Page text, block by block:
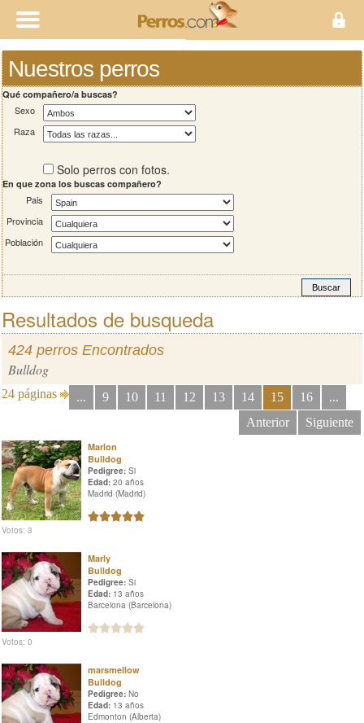
Nuestros perros
Qué compañero/a buscas?
Sexo
Raza
Solo perros con fotos.
En que zona los buscas compañero?
Pais
Provincia
Población
Resultados de busqueda
424 perros Encontrados
Bulldog
24 páginas ... 9 10 11 12 13 14 15 16
...
Anterior
Siguiente
Marlon
Bulldog
Pedigree: Si
Edad: 20 años
Madrid (Madrid)
Votos: 3
Marly
Bulldog
Pedigree: Si
Edad: 13 años
Barcelona (Barcelona)
Votos: 0
marsmellow
Bulldog
Pedigree: No
Edad: 13 años
Edmonton (Alberta)